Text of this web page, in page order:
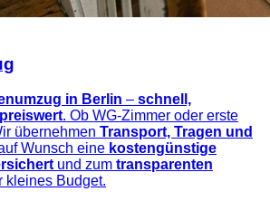
in Berlin – schnell,
. Ob WG-Zimmer oder erste
übernehmen Transport, Tragen und
Wunsch eine kostengünstige
und zum transparenten
kleines Budget.